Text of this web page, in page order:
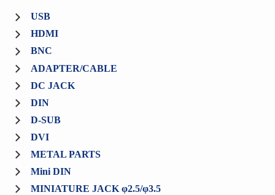
USB
HDMI
BNC
ADAPTER/CABLE
DC JACK
DIN
D-SUB
DVI
METAL PARTS
Mini DIN
MINIATURE JACK φ2.5/φ3.5